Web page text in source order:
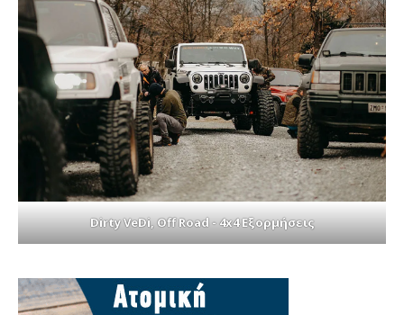
Dirty VeDi, Off Road - 4x4 Εξορμήσεις